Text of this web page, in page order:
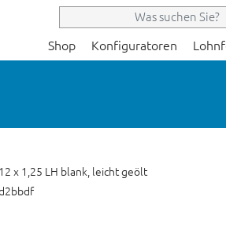
Shop Konfiguratoren
x 1,25 LH blank, leicht geölt